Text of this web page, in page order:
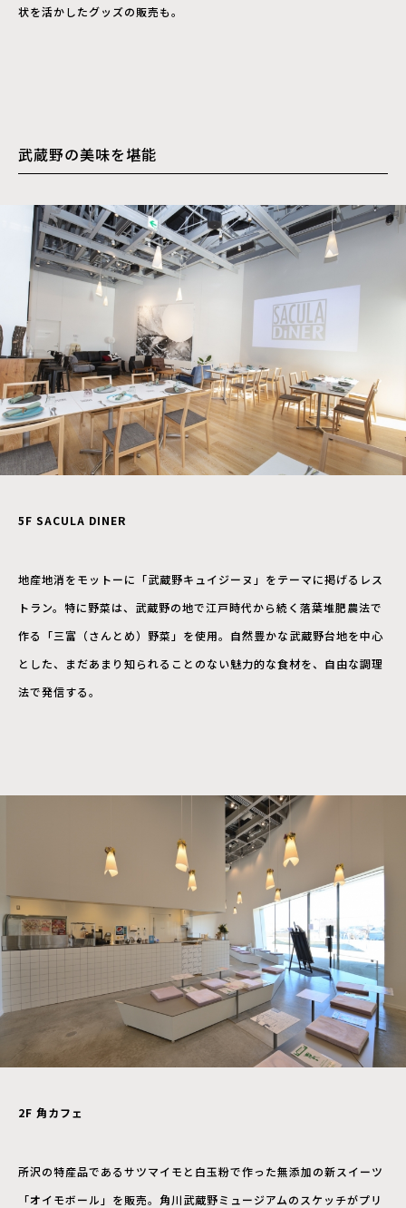
状を活かしたグッズの販売も。
武蔵野の美味を堪能
5F SACULA DINER
地産地消をモットーに「武蔵野キュイジーヌ」をテーマに掲げるレス
トラン。特に野菜は、武蔵野の地で江戸時代から続く落葉堆肥農法で
作る「三富（さんとめ）野菜」を使用。自然豊かな武蔵野台地を中心
とした、まだあまり知られることのない魅力的な食材を、自由な調理
法で発信する。
2F 角カフェ
所沢の特産品であるサツマイモと白玉粉で作った無添加の新スイーツ
「オイモボール」を販売。角川武蔵野ミュージアムのスケッチがプリ